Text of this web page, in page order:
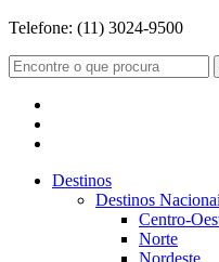
Telefone: (11) 3024-9500
Destinos
Destinos
Centro-
Norte
Nordeste